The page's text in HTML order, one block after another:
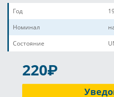
Год
Номинал
Состояние
220P